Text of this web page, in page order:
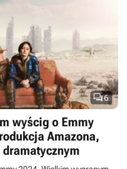
6
wyścig o Emmy
Amazona,